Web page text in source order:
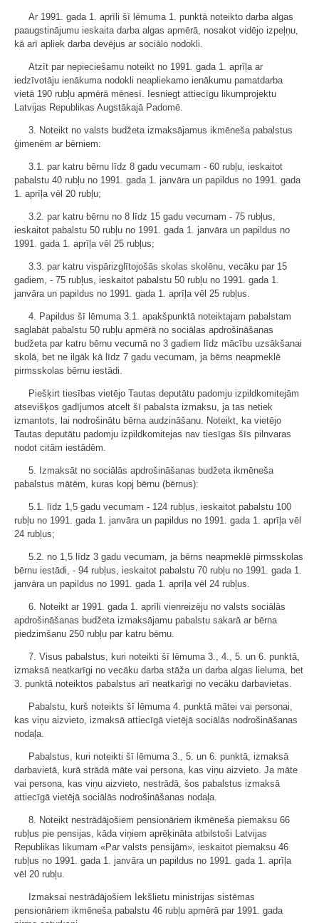
Ar 1991. gada 1. aprīli šī lēmuma 1. punktā noteikto darba algas
paaugstinājumu ieskaita darba algas apmērā, nosakot vidējo izpeļņu,
kā arī apliek darba devējus ar sociālo nodokli.
Atzīt par nepieciešamu noteikt no 1991. gada 1. aprīļa ar
iedzīvotāju ienākuma nodokli neapliekamo ienākumu pamatdarba
vietā 190 rubļu apmērā mēnesī. Iesniegt attiecīgu likumprojektu
Latvijas Republikas Augstākajā Padomē.
3. Noteikt no valsts budžeta izmaksājamus ikmēneša pabalstus
ģimenēm ar bērniem:
3.1. par katru bērnu līdz 8 gadu vecumam - 60 rubļu, ieskaitot
pabalstu 40 rubļu no 1991. gada 1. janvāra un papildus no 1991. gada
1. aprīļa vēl 20 rubļu;
3.2. par katru bērnu no 8 līdz 15 gadu vecumam - 75 rubļus,
ieskaitot pabalstu 50 rubļu no 1991. gada 1. janvāra un papildus no
1991. gada 1. aprīļa vēl 25 rubļus;
3.3. par katru vispārizglītojošās skolas skolēnu, vecāku par 15
gadiem, - 75 rubļus, ieskaitot pabalstu 50 rubļu no 1991. gada 1.
janvāra un papildus no 1991. gada 1. aprīļa vēl 25 rubļus.
4. Papildus šī lēmuma 3.1. apakšpunktā noteiktajam pabalstam
saglabāt pabalstu 50 rubļu apmērā no sociālas apdrošināšanas
budžeta par katru bērnu vecumā no 3 gadiem līdz mācību uzsākšanai
skolā, bet ne ilgāk kā līdz 7 gadu vecumam, ja bērns neapmeklē
pirmsskolas bērnu iestādi.
Piešķirt tiesības vietējo Tautas deputātu padomju izpildkomitejām
atsevišķos gadījumos atcelt šī pabalsta izmaksu, ja tas netiek
izmantots, lai nodrošinātu bērna audzināšanu. Noteikt, ka vietējo
Tautas deputātu padomju izpildkomitejas nav tiesīgas šīs pilnvaras
nodot citām iestādēm.
5. Izmaksāt no sociālās apdrošināšanas budžeta ikmēneša
pabalstus mātēm, kuras kopj bērnu (bērnus):
5.1. līdz 1,5 gadu vecumam - 124 rubļus, ieskaitot pabalstu 100
rubļu no 1991. gada 1. janvāra un papildus no 1991. gada 1. aprīļa vēl
24 rubļus;
5.2. no 1,5 līdz 3 gadu vecumam, ja bērns neapmeklē pirmsskolas
bērnu iestādi, - 94 rubļus, ieskaitot pabalstu 70 rubļu no 1991. gada 1.
janvāra un papildus no 1991. gada 1. aprīļa vēl 24 rubļus.
6. Noteikt ar 1991. gada 1. aprīli vienreizēju no valsts sociālās
apdrošināšanas budžeta izmaksājamu pabalstu sakarā ar bērna
piedzimšanu 250 rubļu par katru bērnu.
7. Visus pabalstus, kuri noteikti šī lēmuma 3., 4., 5. un 6. punktā,
izmaksā neatkarīgi no vecāku darba stāža un darba algas lieluma, bet
3. punktā noteiktos pabalstus arī neatkarīgi no vecāku darbavietas.
Pabalstu, kurš noteikts šī lēmuma 4. punktā mātei vai personai,
kas viņu aizvieto, izmaksā attiecīgā vietējā sociālās nodrošināšanas
nodaļa.
Pabalstus, kuri noteikti šī lēmuma 3., 5. un 6. punktā, izmaksā
darbavietā, kurā strādā māte vai persona, kas viņu aizvieto. Ja māte
vai persona, kas viņu aizvieto, nestrādā, šos pabalstus izmaksā
attiecīgā vietējā sociālās nodrošināšanas nodaļa.
8. Noteikt nestrādājošiem pensionāriem ikmēneša piemaksu 66
rubļus pie pensijas, kāda viņiem aprēķināta atbilstoši Latvijas
Republikas likumam «Par valsts pensijām», ieskaitot piemaksu 46
rubļus no 1991. gada 1. janvāra un papildus no 1991. gada 1. aprīļa
vēl 20 rubļu.
Izmaksai nestrādājošiem Iekšlietu ministrijas sistēmas
pensionāriem ikmēneša pabalstu 46 rubļu apmērā par 1991. gada